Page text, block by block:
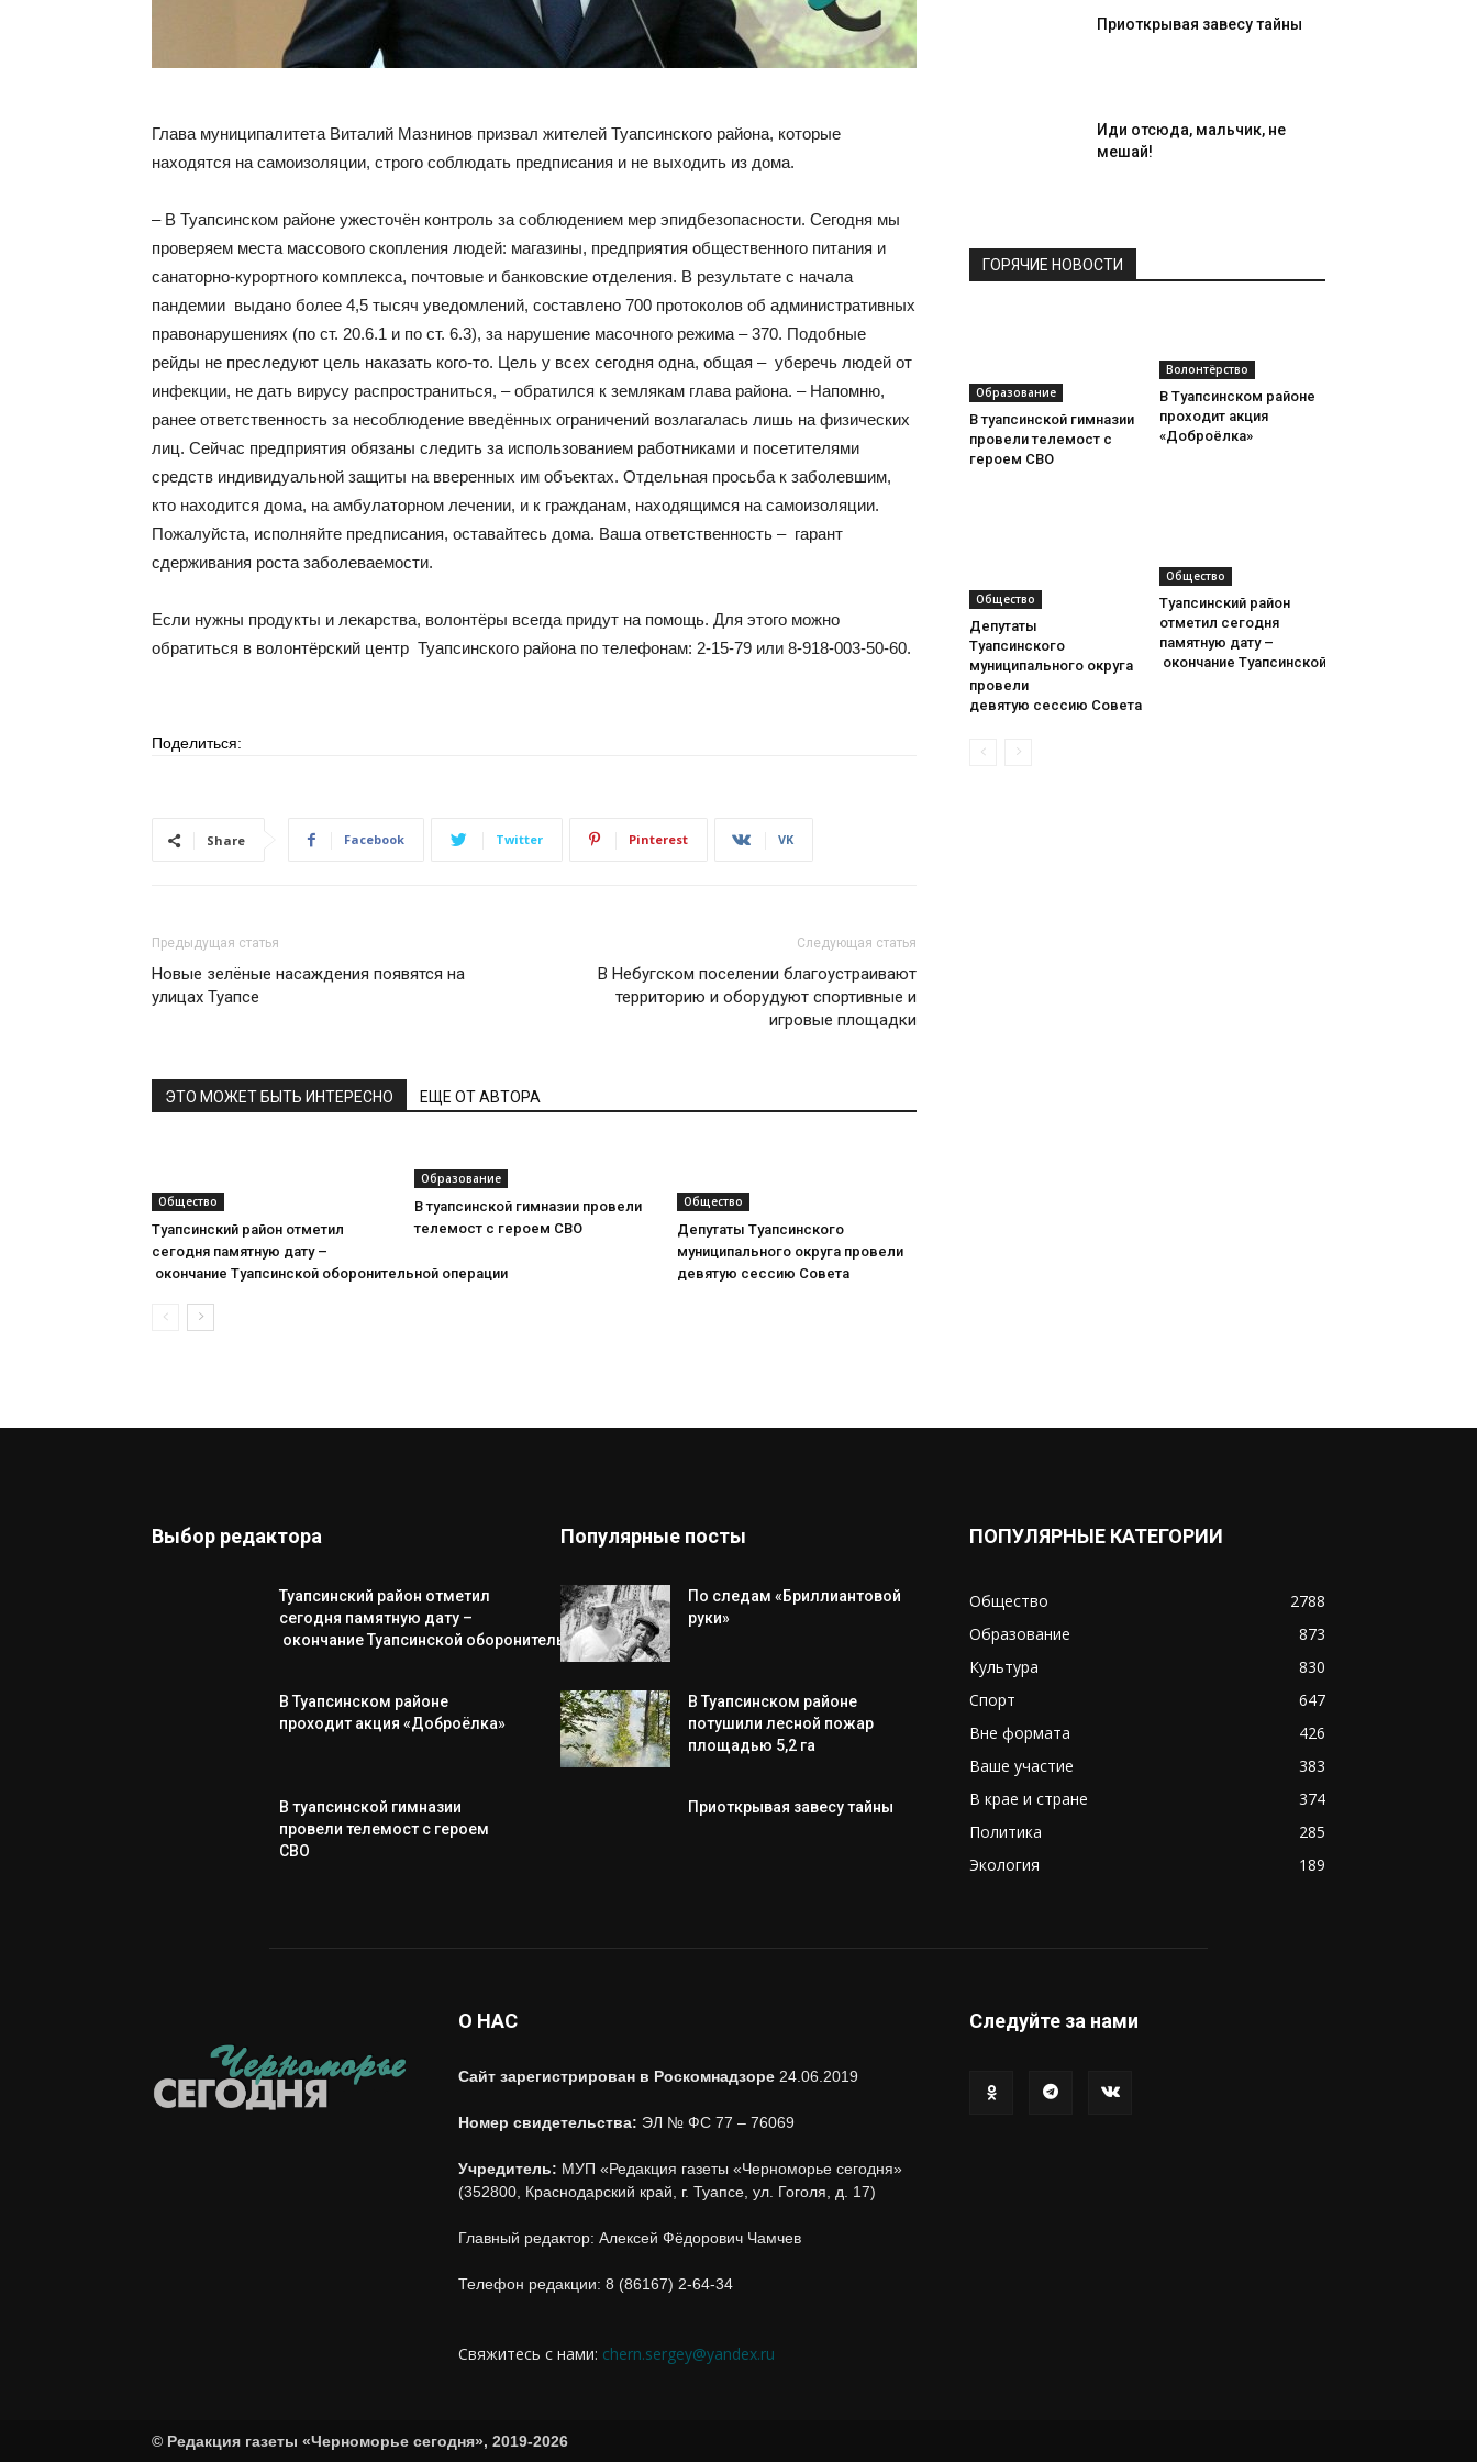
Глава муниципалитета Виталий Мазнинов призвал жителей Туапсинского района, которые
находятся на самоизоляции, строго соблюдать предписания и не выходить из дома.
– В Туапсинском районе ужесточён контроль за соблюдением мер эпидбезопасности. Сегодня мы
проверяем места массового скопления людей: магазины, предприятия общественного питания и
санаторно-курортного комплекса, почтовые и банковские отделения. В результате с начала
пандемии выдано более 4,5 тысяч уведомлений, составлено 700 протоколов об административных
правонарушениях (по ст. 20.6.1 и по ст. 6.3), за нарушение масочного режима – 370. Подобные
рейды не преследуют цель наказать кого-то. Цель у всех сегодня одна, общая – уберечь людей от
инфекции, не дать вирусу распространиться, – обратился к землякам глава района. – Напомню,
ранее ответственность за несоблюдение введённых ограничений возлагалась лишь на физических
лиц. Сейчас предприятия обязаны следить за использованием работниками и посетителями
средств индивидуальной защиты на вверенных им объектах. Отдельная просьба к заболевшим,
кто находится дома, на амбулаторном лечении, и к гражданам, находящимся на самоизоляции.
Пожалуйста, исполняйте предписания, оставайтесь дома. Ваша ответственность – гарант
сдерживания роста заболеваемости.
Если нужны продукты и лекарства, волонтёры всегда придут на помощь. Для этого можно
обратиться в волонтёрский центр Туапсинского района по телефонам: 2-15-79 или 8-918-003-50-60.
Поделиться:
Share Facebook Twitter Pinterest VK
Предыдущая статья
Новые зелёные насаждения появятся на
улицах Туапсе
Следующая статья
В Небугском поселении благоустраивают
территорию и оборудуют спортивные и
игровые площадки
ЭТО МОЖЕТ БЫТЬ ИНТЕРЕСНО ЕЩЕ ОТ АВТОРА
Общество
Туапсинский район отметил
сегодня памятную дату –
окончание Туапсинской оборонительной операции
Образование
В туапсинской гимназии провели
телемост с героем СВО
Общество
Депутаты Туапсинского
муниципального округа провели
девятую сессию Совета
Приоткрывая завесу тайны
Иди отсюда, мальчик, не
мешай!
ГОРЯЧИЕ НОВОСТИ
Образование
В туапсинской гимназии
провели телемост с
героем СВО
Волонтёрство
В Туапсинском районе
проходит акция
«Доброёлка»
Общество
Депутаты
Туапсинского
муниципального округа
провели
девятую сессию Совета
Общество
Туапсинский район
отметил сегодня
памятную дату –
окончание Туапсинской оборонительной
Выбор редактора
Туапсинский район отметил
сегодня памятную дату –
окончание Туапсинской оборонительной операции
В Туапсинском районе
проходит акция «Доброёлка»
В туапсинской гимназии
провели телемост с героем
СВО
Популярные посты
По следам «Бриллиантовой
руки»
В Туапсинском районе
потушили лесной пожар
площадью 5,2 га
Приоткрывая завесу тайны
ПОПУЛЯРНЫЕ КАТЕГОРИИ
Общество
2788
Образование
873
Культура
830
Спорт
647
Вне формата
426
Ваше участие
383
В крае и стране
374
Политика
285
Экология
189
О НАС
Сайт зарегистрирован в Роскомнадзоре 24.06.2019
Номер свидетельства: ЭЛ № ФС 77 – 76069
Учредитель: МУП «Редакция газеты «Черноморье сегодня»
(352800, Краснодарский край, г. Туапсе, ул. Гоголя, д. 17)
Главный редактор: Алексей Фёдорович Чамчев
Телефон редакции: 8 (86167) 2-64-34
Свяжитесь с нами: chern.sergey@yandex.ru
Следуйте за нами
© Редакция газеты «Черноморье сегодня», 2019-2026